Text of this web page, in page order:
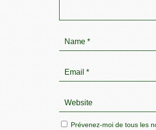
Prévenez-moi de tous les